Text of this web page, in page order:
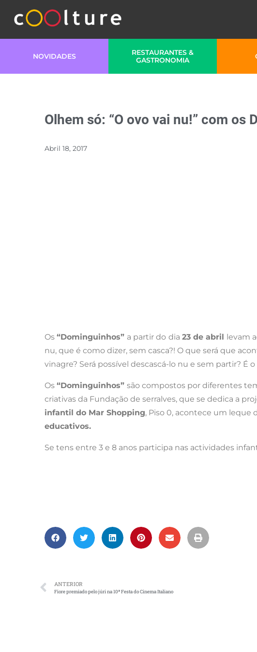
NOVIDADES
RESTAURANTES &
GASTRONOMIA
Olhem só: “O ovo vai nu!” com
Abril 18, 2017
Os “Dominguinhos” a partir do dia 23 de abril levam
nu, que é como dizer, sem casca?! O que será que
vinagre? Será possível descascá-lo nu e sem partir?
Os “Dominguinhos” são compostos por diferentes
criativas da Fundação de serralves, que se dedica a
infantil do Mar Shopping, Piso 0, acontece um leque
educativos.
Se tens entre 3 e 8 anos participa nas actividades
ANTERIOR
Fiore premiado pelo júri na 10ª Festa do Cinema Italiano